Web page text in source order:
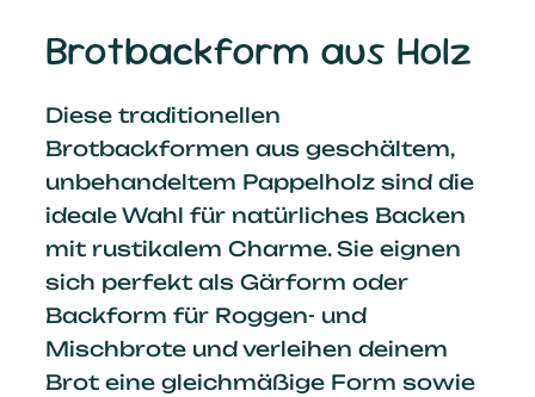
Brotbackform aus Holz
Diese traditionellen
Brotbackformen aus geschältem,
unbehandeltem Pappelholz sind die
ideale Wahl für natürliches Backen
mit rustikalem Charme. Sie eignen
sich perfekt als Gärform oder
Backform für Roggen- und
Mischbrote und verleihen deinem
Brot eine gleichmäßige Form sowie